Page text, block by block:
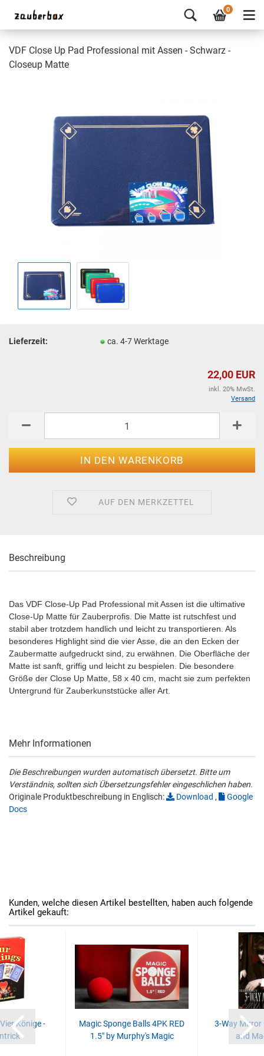
0
VDF Close Up Pad Professional mit Assen - Schwarz -
Closeup Matte
Lieferzeit: ca. 4-7 Werktage
22,00 EUR
inkl. 20% MwSt.
Versand
AUF DEN MERKZETTEL
Beschreibung
Das VDF Close-Up Pad Professional mit Assen ist die ultimative
Close-Up Matte für Zauberprofis. Die Matte ist rutschfest und
stabil aber trotzdem handlich und leicht zu transportieren. Als
besonderes Highlight sind die vier Asse, die an den Ecken der
Zaubermatte aufgedruckt sind, zu erwähnen. Die Oberfläche der
Matte ist sanft, griffig und leicht zu bespielen. Die besondere
Größe der Close Up Matte, 58 x 40 cm, macht sie zum perfekten
Untergrund für Zauberkunststücke aller Art.
Mehr Informationen
Die Beschreibungen wurden automatisch übersetzt. Bitte um
Verständnis, sollten sich Übersetzungsfehler eingeschlichen haben.
Originale Produktbeschreibung in Englisch:
Download ,
Google
Docs
Kunden, welche diesen Artikel bestellten, haben auch folgende
Artikel gekauft:
Könige -
Magic Sponge Balls 4PK RED
1.5" by Murphy's Magic
3-Way Mirror
and